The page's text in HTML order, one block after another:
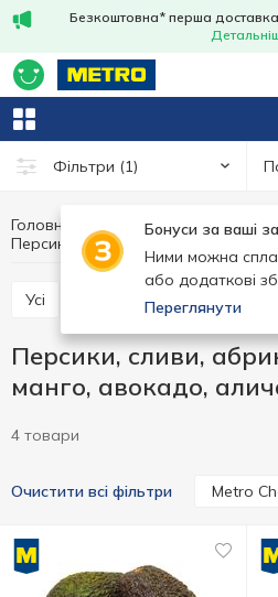
Безкоштовна* перша доставка
Фільтри (1)
Бонуси за ваші
Ними можна
або додаткові
Переглянути
Головна Фрукти та овочі
Персики, сливи, абрикоси, нектарини, манго, авокадо, алича
Усі Груши, яблука, айва,
Персики, сливи,
манго, авокадо,
4 товари
Очистити всі фільтри Metro